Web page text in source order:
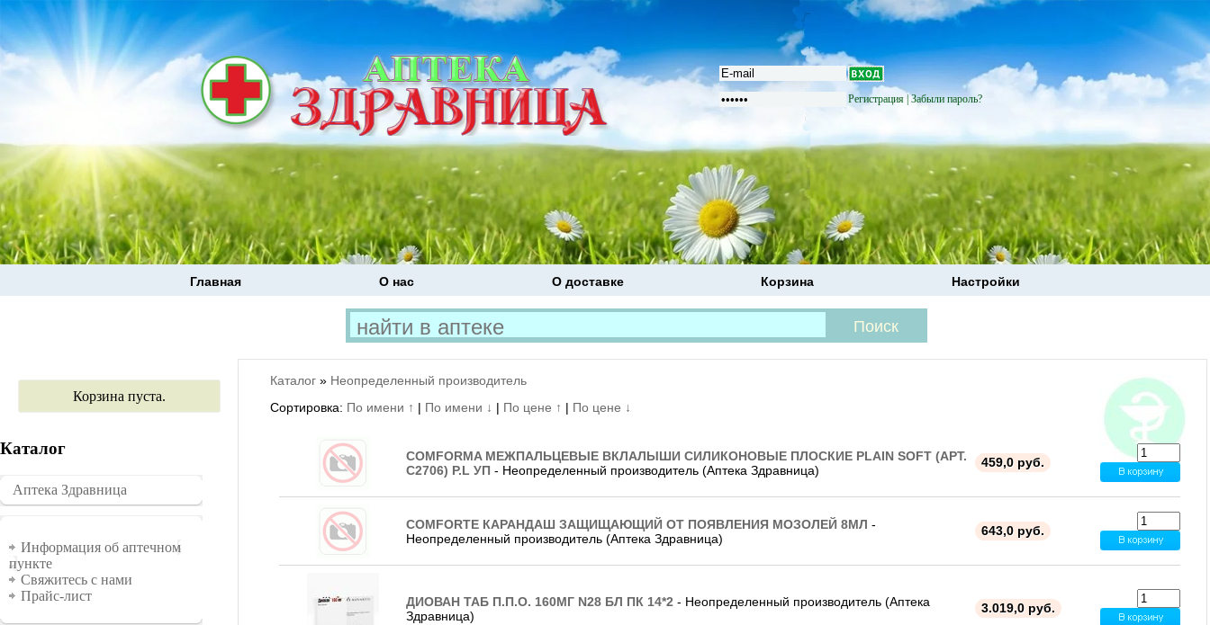
Регистрация |Забыли пароль?
Главная О нас О доставке Корзина Настройки
Корзина пуста.
Каталог
�������
Аптека Здравница
Информация
Информация об аптечном
пункте
Свяжитесь с нами
Прайс-лист
Каталог » Неопределенный производитель
Сортировка: По имени ↑ | По имени ↓ | По цене ↑ | По цене ↓
COMFORMA МЕЖПАЛЬЦЕВЫЕ ВКЛАЛЫШИ СИЛИКОНОВЫЕ ПЛОСКИЕ PLAIN SOFT (АРТ.
С2706) Р.L УП - Неопределенный производитель (Аптека Здравница)
459,0 руб.
COMFORTE КАРАНДАШ ЗАЩИЩАЮЩИЙ ОТ ПОЯВЛЕНИЯ МОЗОЛЕЙ 8МЛ -
Неопределенный производитель (Аптека Здравница)
643,0 руб.
ДИОВАН ТАБ П.П.О. 160МГ N28 БЛ ПК 14*2 - Неопределенный производитель (Аптека
Здравница)
3.019,0 руб.